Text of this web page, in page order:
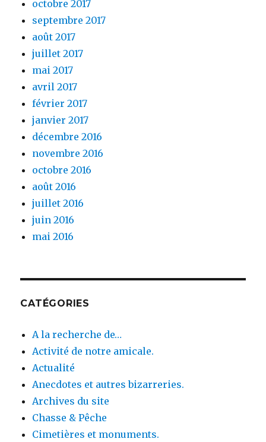
octobre 2017
septembre 2017
août 2017
juillet 2017
mai 2017
avril 2017
février 2017
janvier 2017
décembre 2016
novembre 2016
octobre 2016
août 2016
juillet 2016
juin 2016
mai 2016
CATÉGORIES
A la recherche de…
Activité de notre amicale.
Actualité
Anecdotes et autres bizarreries.
Archives du site
Chasse & Pêche
Cimetières et monuments.